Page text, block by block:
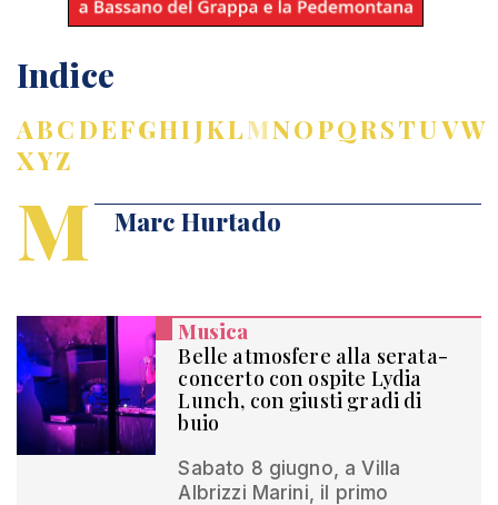
Indice
ABCDEFGHIJKLMNOPQRSTUVW
XYZ
M Marc Hurtado
Musica
Belle atmosfere alla serata-
concerto con ospite Lydia
Lunch, con giusti gradi di
buio
Sabato 8 giugno, a Villa
Albrizzi Marini, il primo